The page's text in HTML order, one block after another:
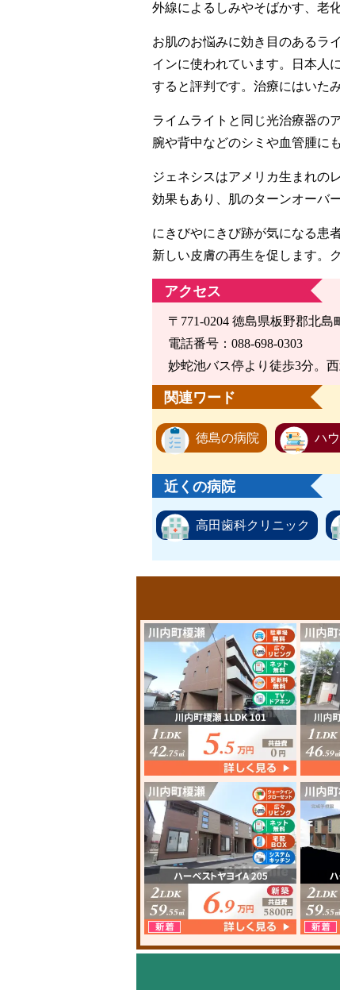
外線によるしみやそばかす、老
お肌のお悩みに効き目のあるラ
インに使われています。日本人
すると評判です。治療にはいた
ライムライトと同じ光治療器の
腕や背中などのシミや血管腫に
ジェネシスはアメリカ生まれの
効果もあり、肌のターンオーバ
にきびやにきび跡が気になる患
新しい皮膚の再生を促します。
アクセス
〒771-0204 徳島県板野郡北島
電話番号：088-698-0303
妙蛇池バス停より徒歩3分。
関連ワード
徳島の病院 ハ
近くの病院
高田歯科クリニック